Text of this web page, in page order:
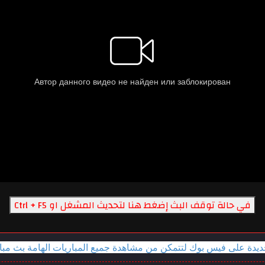
في حالة توقف البث إضغط هنا لتحديث المشغل او
على فيس بوك لتتمكن من مشاهدة جميع المباريات الهامة بث